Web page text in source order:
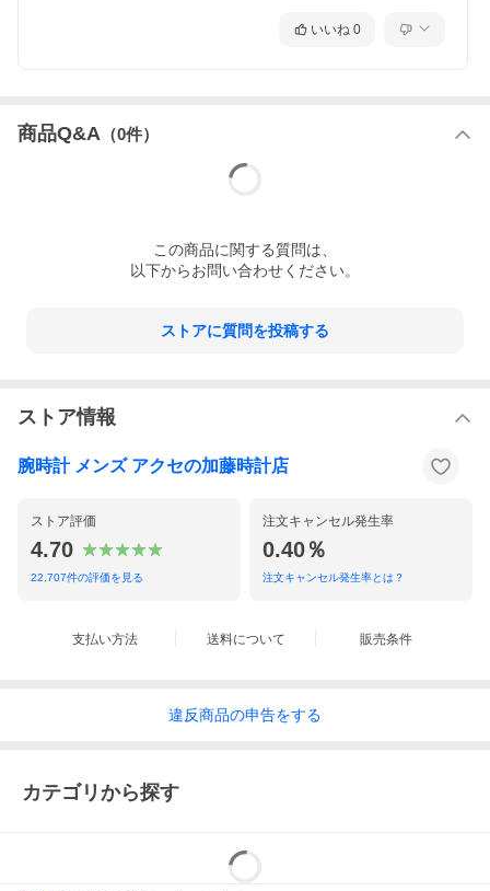
いいね 0
商品Q&A （0件）
この商品に関する質問は、
以下からお問い合わせください。
ストアに質問を投稿する
ストア情報
腕時計 メンズ アクセの加藤時計店
ストア評価
4.70
22,707件の評価を見る
注文キャンセル発生率
0.40％
注文キャンセル発生率とは？
支払い方法 送料について 販売条件
違反商品の申告をする
カテゴリから探す